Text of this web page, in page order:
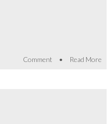
Comment • Read More